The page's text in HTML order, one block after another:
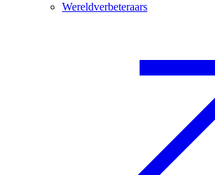
Wereldverbeteraars